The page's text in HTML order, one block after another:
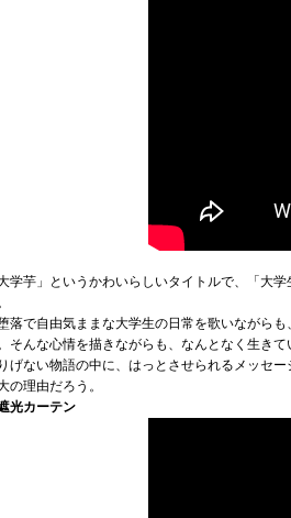
大学芋」というかわいらしいタイトルで、「大
落で自由気ままな大学生の日常を歌いながら
そんな心情を描きながらも、なんとなく生き
げない物語の中に、はっとさせられるメッセ
の理由だろう。
光カーテン